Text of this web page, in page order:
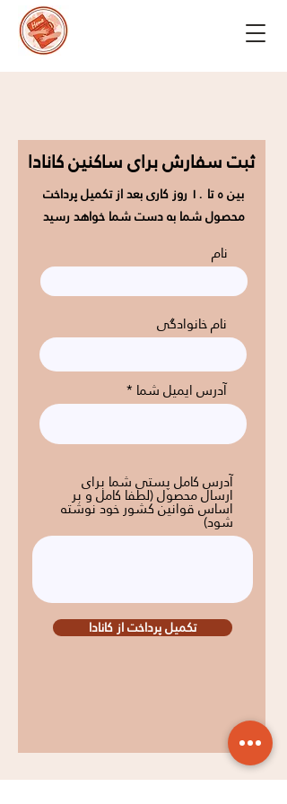
ثبت سفارش برای ساکنین کانادا
بین ٥ تا ١٠ روز کاری بعد از تکمیل پرداخت
محصول شما به دست شما خواهد رسید
نام
نام خانوادگی
آدرس ایمیل شما
آدرس کامل پستی شما برای
ارسال محصول (لطفا کامل و بر
اساس قوانین کشور خود نوشته
شود)
تکمیل پرداخت از کانادا